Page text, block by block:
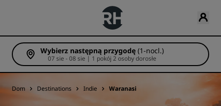
Wybierz następną przygodę (1-nocl.)
07 sie - 08 sie | 1 pokój 2 osoby dorosłe
Dom Destinations Indie Waranasi